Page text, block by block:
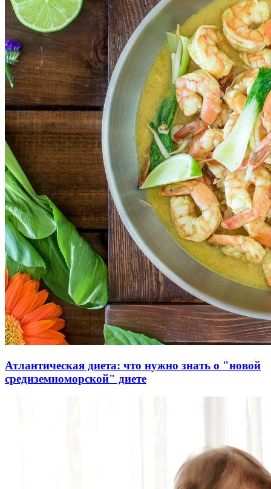
Атлантическая диета: что нужно знать о "новой
средиземноморской" диете